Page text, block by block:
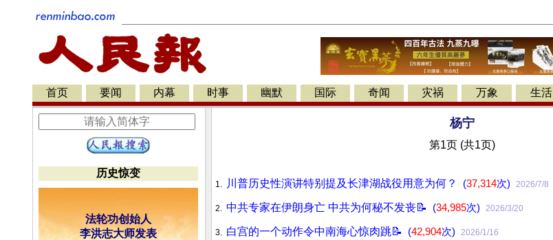
首页 要闻 内幕 时事 幽默 国际 奇闻 灾祸 万象 生活
历史惊变
法轮功创始人
李洪志大师发表
杨宁
第1页 (共1页)
1. 川普历史性演讲特别提及长津湖战役用意为何？ (37,314次) 2026/7/8
2. 中共专家在伊朗身亡 中共为何秘不发丧📝 (34,985次) 2026/3/20
3. 白宫的一个动作令中南海心惊肉跳📝 (42,904次) 2026/1/16